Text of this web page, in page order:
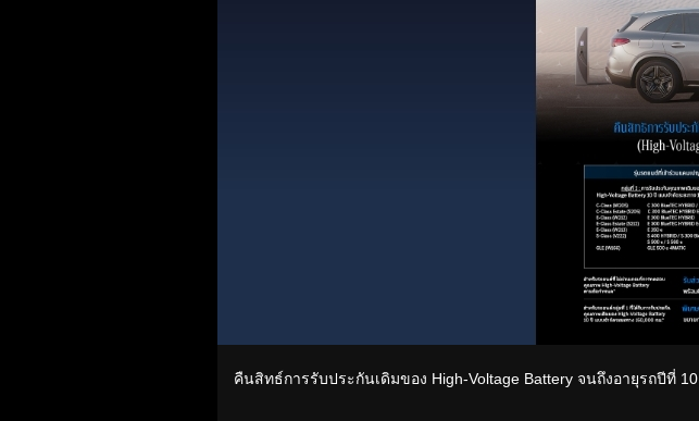
คืนสิทธ์การรับประกันเดิมของ High-Voltage Battery จนถึงอายุรถปีที่ 10